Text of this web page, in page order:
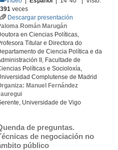
391 veces
Descargar presentación
Román Marugán
en Ciencias Políticas,
Titular e Directora do
de Ciencia Política e da
II, Facultade de
Políticas e Socioloxía,
Complutense de Madrid
Manuel Fernández
Universidade de Vigo
de preguntas.
de negociación no
público